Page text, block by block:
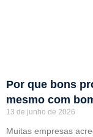
Por que bons
mesmo com
13 de junho de 2026
Muitas empresas